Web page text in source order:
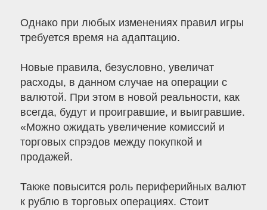
Однако при любых изменениях правил игры
требуется время на адаптацию.
Новые правила, безусловно, увеличат
расходы, в данном случае на операции с
валютой. При этом в новой реальности, как
всегда, будут и проигравшие, и выигравшие.
«Можно ожидать увеличение комиссий и
торговых спрэдов между покупкой и
продажей.
Также повысится роль периферийных валют
к рублю в торговых операциях. Стоит